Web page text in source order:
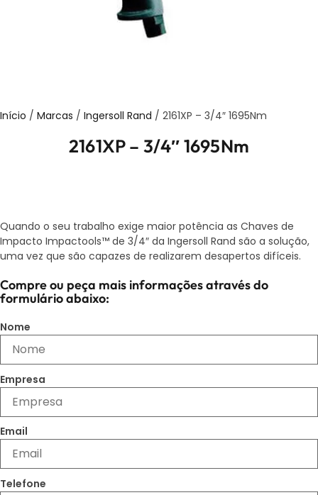
Início / Marcas / Ingersoll Rand / 2161XP – 3/4″ 1695Nm
2161XP – 3/4″ 1695Nm
Quando o seu trabalho exige maior potência as Chaves de
Impacto Impactools™ de 3/4″ da Ingersoll Rand são a solução,
uma vez que são capazes de realizarem desapertos difíceis.
Compre ou peça mais informações através do
formulário abaixo:
Nome
Empresa
Email
Telefone